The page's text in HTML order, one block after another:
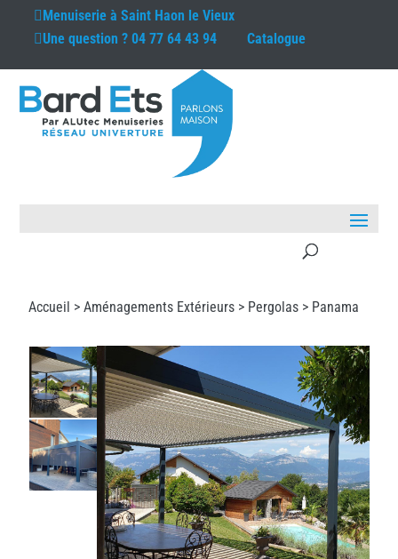
Menuiserie àSaint Haon le Vieux
Une question ?04 77 64 43 94 Catalogue
Accueil > Aménagements Extérieurs > Pergolas > Panama